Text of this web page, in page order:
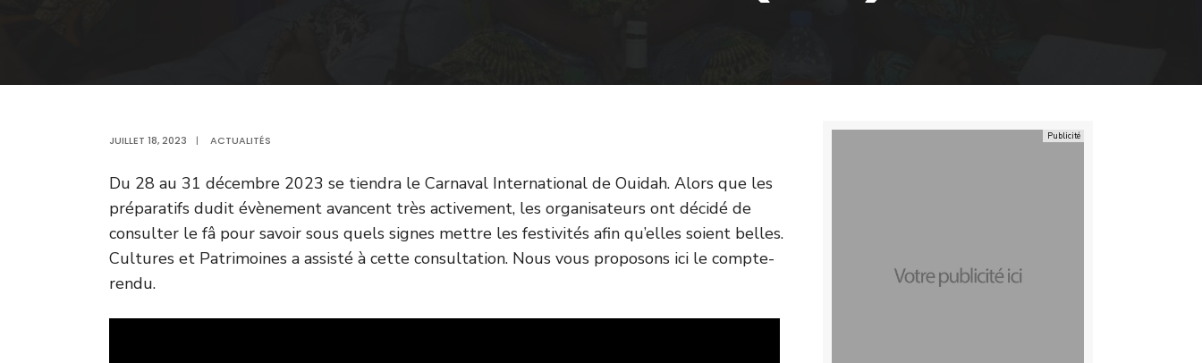
JUILLET 18, 2023 | ACTUALITÉS
Du 28 au 31 décembre 2023 se tiendra le Carnaval International de Ouidah. Alors que les
préparatifs dudit évènement avancent très activement, les organisateurs ont décidé de
consulter le fâ pour savoir sous quels signes mettre les festivités afin qu’elles soient belles.
Cultures et Patrimoines a assisté à cette consultation. Nous vous proposons ici le compte-
rendu.